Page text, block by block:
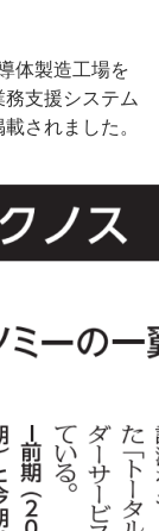
体製造工場を
支援システム
されました。